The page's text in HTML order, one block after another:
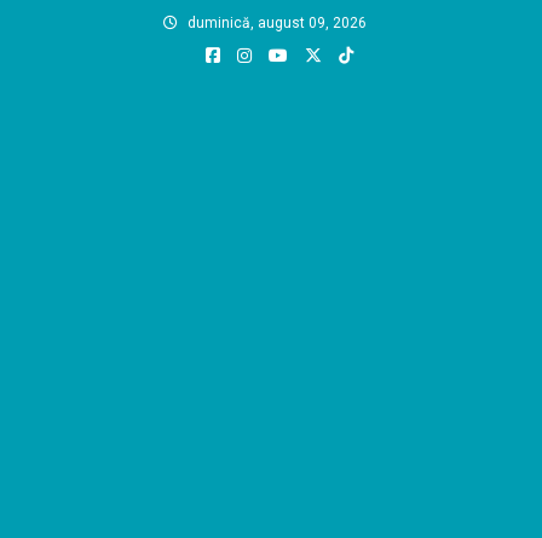
duminică, august 09, 2026